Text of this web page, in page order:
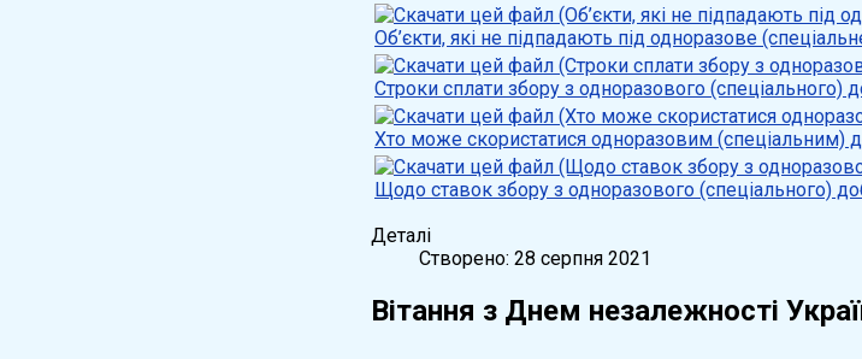
Об’єкти, які не підпадають під одноразове
Строки сплати збору з одноразового (спеціального)
Хто може скористатися одноразовим (спеціальним)
Щодо ставок збору з одноразового (спеціального)
Деталі
Створено: 28 серпня 2021
Вітання з Днем незалежності